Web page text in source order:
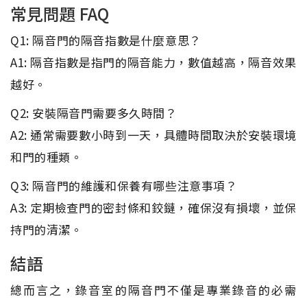
常見問題 FAQ
Q1: 隔音門的隔音指數是什麼意思？
A1: 隔音指數是指門的隔音能力，數值越高，隔音效果
越好。
Q2: 安裝隔音門需要多久時間？
A2: 通常需要數小時到一天，具體時間取決於安裝環境
和門的種類。
Q3: 隔音門的維護和保養有哪些注意事項？
A3: 定期檢查門的密封條和鉸鏈，確保沒有損壞，並保
持門的清潔。
結語
總而言之，錄音室的隔音門不僅是專業錄音的必需